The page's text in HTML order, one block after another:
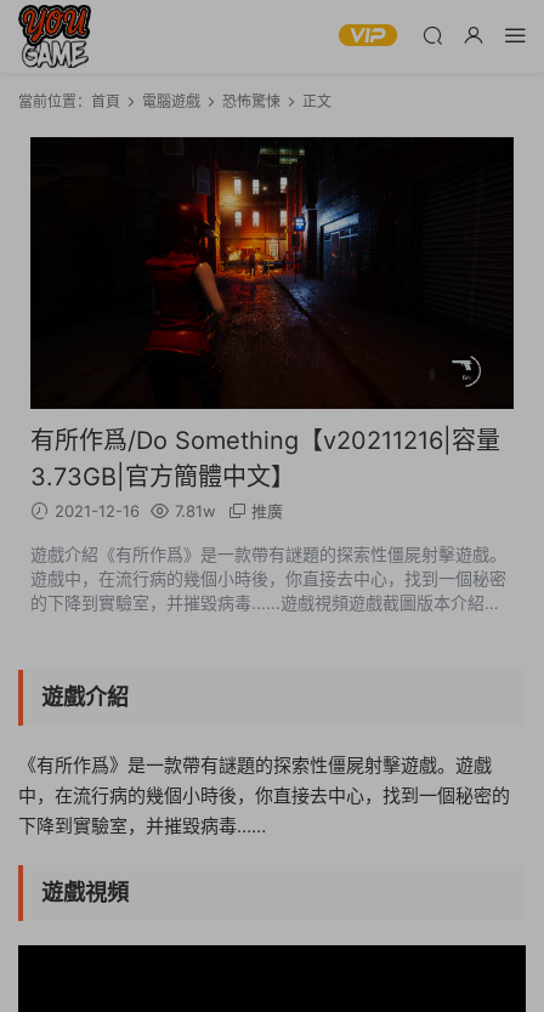
當前位置： 首頁 電腦遊戲 恐怖驚悚 正文
有所作爲/Do Something【v20211216|容量
3.73GB|官方簡體中文】
2021-12-16 7.81w 推廣
遊戲介紹《有所作爲》是一款帶有謎題的探索性僵屍射擊遊戲。
遊戲中，在流行病的幾個小時後，你直接去中心，找到一個秘密
的下降到實驗室，并摧毀病毒......遊戲視頻遊戲截圖版本介紹
遊戲介紹
《有所作爲》是一款帶有謎題的探索性僵屍射擊遊戲。遊戲
中，在流行病的幾個小時後，你直接去中心，找到一個秘密的
下降到實驗室，并摧毀病毒……
遊戲視頻